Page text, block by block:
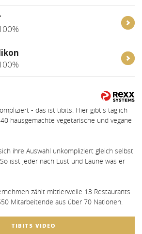
- das ist tibits. Hier gibt's täglich
hausgemachte vegetarische und vegane
ihre Auswahl unkompliziert gleich selbst
isst jeder nach Lust und Laune was er
zählt mittlerweile 13 Restaurants
Mitarbeitende aus über 70 Nationen.
TIBITS VIDEO